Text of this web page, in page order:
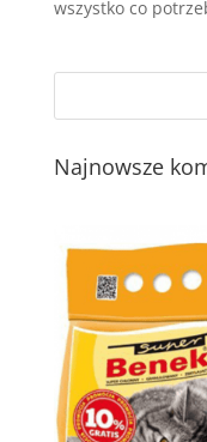
wszystko co
Najnowsze